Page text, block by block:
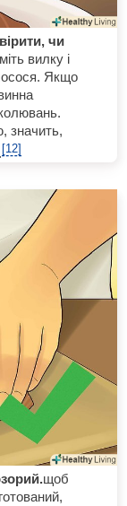
чи
вилку і
Якщо
значить,
[12]
щоб